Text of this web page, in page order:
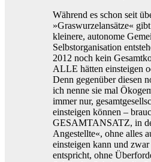
Während es schon seit
»Graswurzelansätze«
kleinere, autonome
Selbstorganisation
2012 noch kein
ALLE hätten einsteigen
Denn gegenüber diesen
ich nenne sie mal
immer nur,
einsteigen können –
GESAMTANSATZ, in
Angestellte«, ohne alles
einsteigen kann und
entspricht, ohne